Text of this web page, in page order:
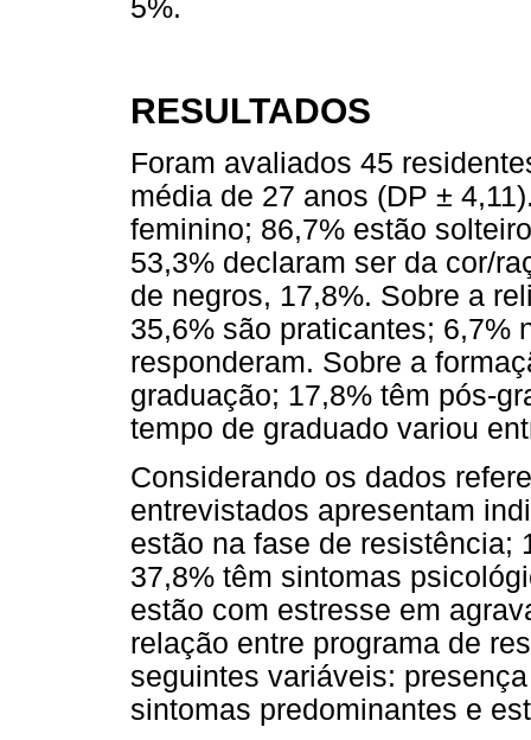
5%.
RESULTADOS
Foram avaliados 45
média de 27 anos (DP ±
feminino; 86,7% estão
53,3% declaram ser da cor/
de negros, 17,8%. Sobre a
35,6% são praticantes; 6,7%
responderam. Sobre a
graduação; 17,8% têm pós-
tempo de graduado variou
Considerando os dados
entrevistados apresentam
estão na fase de resistência;
37,8% têm sintomas
estão com estresse em
relação entre programa de
seguintes variáveis:
sintomas predominantes e